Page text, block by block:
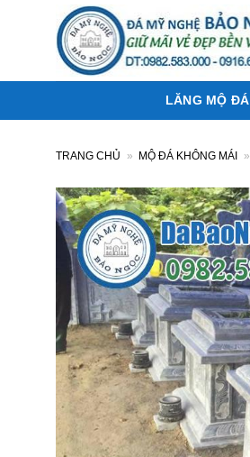
dung
LĂNG MỘ ĐÁ
TRANG CHỦ » MỘ ĐÁ KHÔNG MÁI »